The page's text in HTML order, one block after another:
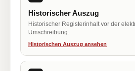
Historischer Auszug
Historischer Registerinhalt vor der
Umschreibung.
Historischen Auszug ansehen